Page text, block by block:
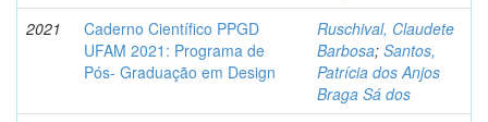
2021
Caderno Científico PPGD
UFAM 2021: Programa de
Pós- Graduação em Design
Ruschival, Claudete
Barbosa; Santos,
Patrícia dos Anjos
Braga Sá dos